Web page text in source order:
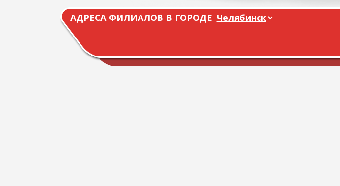
АДРЕСА ФИЛИАЛОВ В ГОРОДЕ